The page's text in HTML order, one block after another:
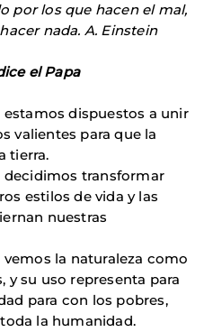
por los que hacen el mal,
nada. A. Einstein
el Papa
dispuestos a unir
valientes para que la
tierra.
decidimos transformar
estilos de vida y las
nuestras
la naturaleza como
y su uso representa para
para con los pobres,
la humanidad.